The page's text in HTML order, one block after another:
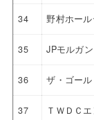
34 野村ホー
35 JPモルガ
36 ザ・ゴー
37 ＴＷＤＣ